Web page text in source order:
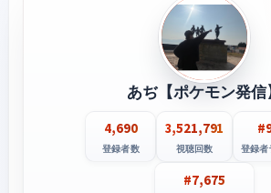
あぢ【ポケモン発信
4,690
登録者数
3,521,791
視聴回数 登録者
#7,675